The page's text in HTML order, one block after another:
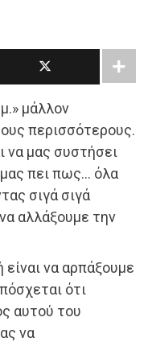
μάλλον
περισσότερους.
να μας συστήσει
μας πει πως… όλα
σιγά σιγά
αλλάξουμε την
να αρπάξουμε
ότι
αυτού του
να